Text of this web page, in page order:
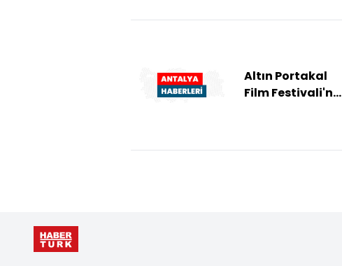
Altın Portakal
Film Festivali'nde